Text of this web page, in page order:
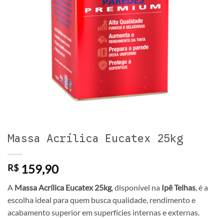
Massa Acrílica Eucatex 25kg
R$159,90
A Massa Acrílica Eucatex 25kg, disponível na Ipê Telhas, é a
escolha ideal para quem busca qualidade, rendimento e
acabamento superior em superfícies internas e externas.